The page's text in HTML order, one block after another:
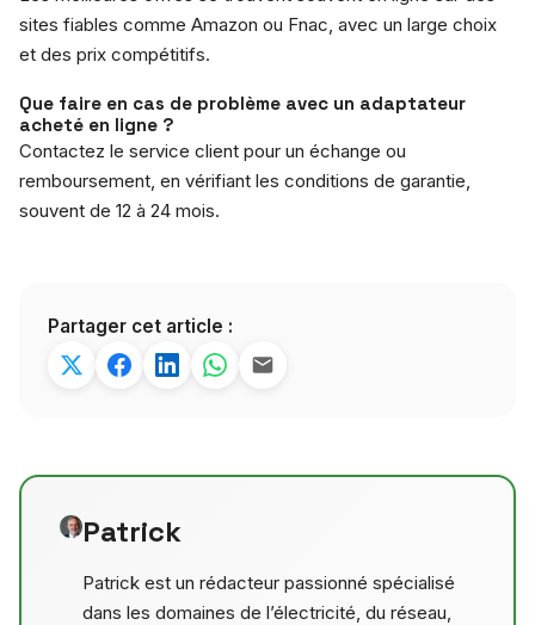
sites fiables comme Amazon ou Fnac, avec un large choix
et des prix compétitifs.
Que faire en cas de problème avec un adaptateur
acheté en ligne ?
Contactez le service client pour un échange ou
remboursement, en vérifiant les conditions de garantie,
souvent de 12 à 24 mois.
Partager cet article :
Patrick
Patrick est un rédacteur passionné spécialisé
dans les domaines de l’électricité, du réseau,